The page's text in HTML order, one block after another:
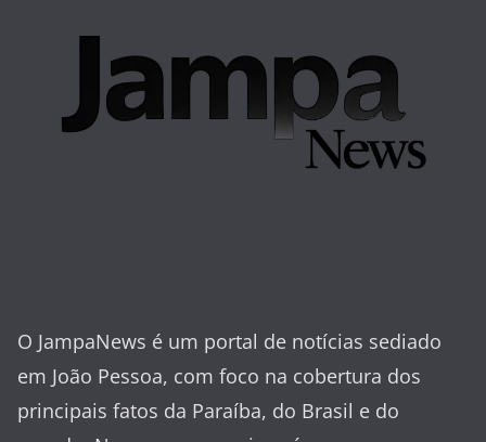
O JampaNews é um portal de notícias sediado
em João Pessoa, com foco na cobertura dos
principais fatos da Paraíba, do Brasil e do